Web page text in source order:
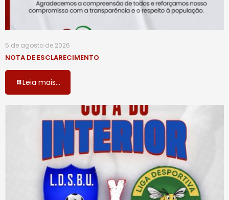
5 de agosto de 2026
NOTA DE ESCLARECIMENTO
Leia mais...